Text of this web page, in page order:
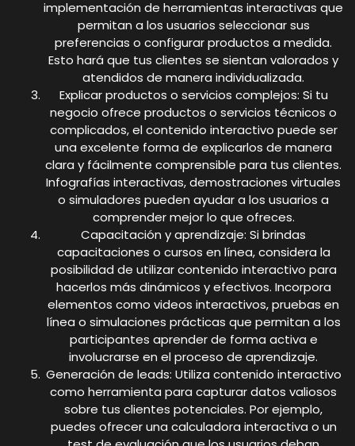
implementación de herramientas interactivas que
permitan a los usuarios seleccionar sus
preferencias o configurar productos a medida.
Esto hará que tus clientes se sientan valorados y
atendidos de manera individualizada.
Explicar productos o servicios complejos: Si tu
negocio ofrece productos o servicios técnicos o
complicados, el contenido interactivo puede ser
una excelente forma de explicarlos de manera
clara y fácilmente comprensible para tus clientes.
Infografías interactivas, demostraciones virtuales
o simuladores pueden ayudar a los usuarios a
comprender mejor lo que ofreces.
Capacitación y aprendizaje: Si brindas
capacitaciones o cursos en línea, considera la
posibilidad de utilizar contenido interactivo para
hacerlos más dinámicos y efectivos. Incorpora
elementos como videos interactivos, pruebas en
línea o simulaciones prácticas que permitan a los
participantes aprender de forma activa e
involucrarse en el proceso de aprendizaje.
Generación de leads: Utiliza contenido interactivo
como herramienta para capturar datos valiosos
sobre tus clientes potenciales. Por ejemplo,
puedes ofrecer una calculadora interactiva o un